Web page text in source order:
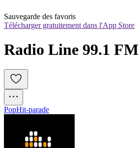
Sauvegarde des favoris
Télécharger gratuitement dans l'App Store
Radio Line 99.1 FM
PopHit-parade